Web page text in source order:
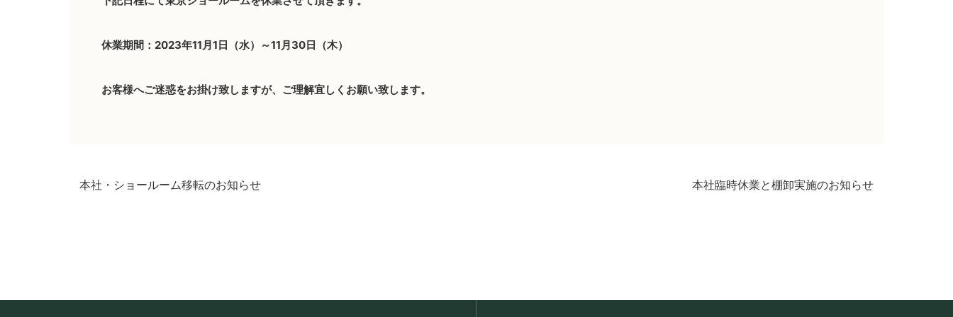
休業期間：2023年11月1日（水）～11月30日（木）
お客様へご迷惑をお掛け致しますが、ご理解宜しくお願い致します。
本社・ショールーム移転のお知らせ 本社臨時休業と棚卸実施のお知らせ